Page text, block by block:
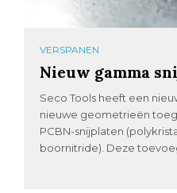
VERSPANEN
Nieuw gamma
Seco Tools heeft een
nieuwe geometrieën
PCBN-snijplaten
boornitride). Deze